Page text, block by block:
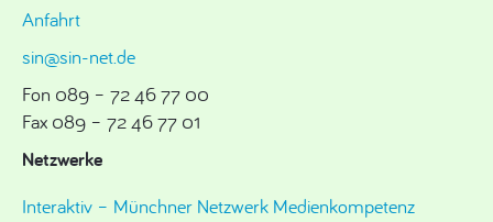
Anfahrt
sin@sin-net.de
Fon 089 – 72 46 77 00
Fax 089 – 72 46 77 01
Netzwerke
Interaktiv – Münchner Netzwerk Medienkompetenz